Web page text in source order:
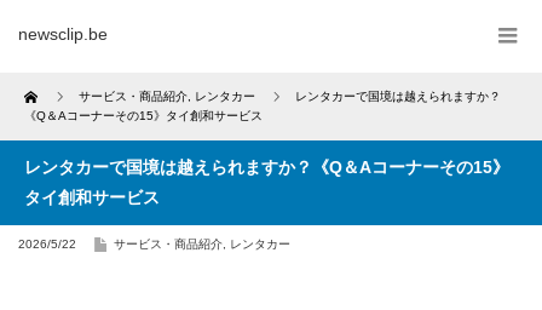
newsclip.be
Home サービス・商品紹介 レンタカー
レンタカーで国境は越えられますか？
《Q＆Aコーナーその15》タイ創和サービス
レンタカーで国境は越えられますか？《Q＆Aコーナーその15》
タイ創和サービス
2026/5/22 サービス・商品紹介 レンタカー